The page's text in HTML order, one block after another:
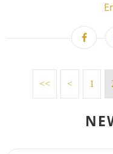
<< < 1